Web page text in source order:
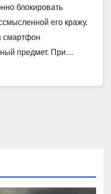
блокировать
его кражу.
смартфон
предмет. При…